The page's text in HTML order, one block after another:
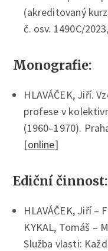
(akreditovaný
č. osv. 1490C/
Monografie:
HLAVÁČEK, Jiří.
profese v
(1960–1970).
[online]
Ediční činnost:
HLAVÁČEK, Jiří –
KYKAL, Tomáš –
Služba vlasti: